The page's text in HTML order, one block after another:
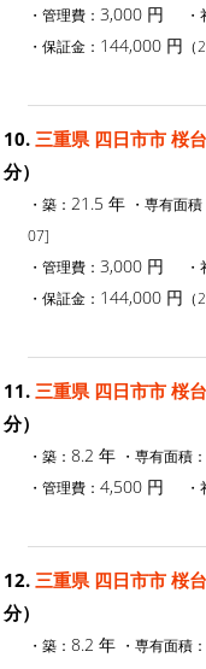
・管理費： 3,000 円 ・
・保証金： 144,000 円 （
10. 三重県 四日市市 桜
分）
・築： 21.5 年 ・専有面積
07]
・管理費： 3,000 円 ・
・保証金： 144,000 円 （
11. 三重県 四日市市 桜
分）
・築： 8.2 年 ・専有面積：
・管理費： 4,500 円 ・
12. 三重県 四日市市 桜
分）
・築： 8.2 年 ・専有面積：